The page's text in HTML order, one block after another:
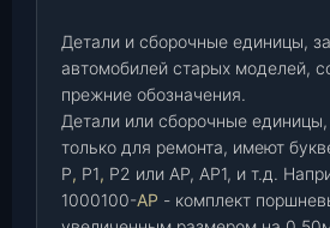
Детали и сборочные единицы,
автомобилей старых моделей,
прежние обозначения.
Детали или сборочные
только для ремонта, имеют
Р, Р1, Р2 или АР, АР1, и т.д.
1000100-АР - комплект